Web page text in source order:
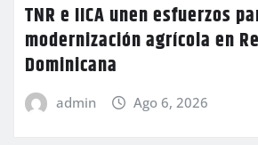
TNR e IICA unen esfuerzos
modernización agrícola en
Dominicana
admin Ago 6, 2026